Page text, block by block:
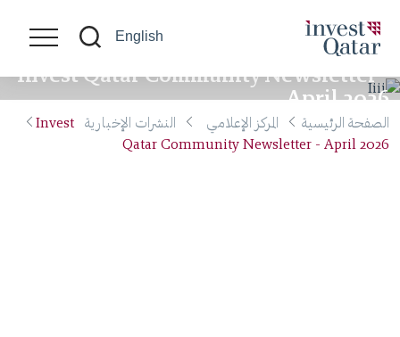
English
Invest Qatar Community Newsletter -
April 2026
الصفحة الرئيسية المركز الإعلامي النشرات الإخبارية
Invest
Qatar Community Newsletter - April 2026